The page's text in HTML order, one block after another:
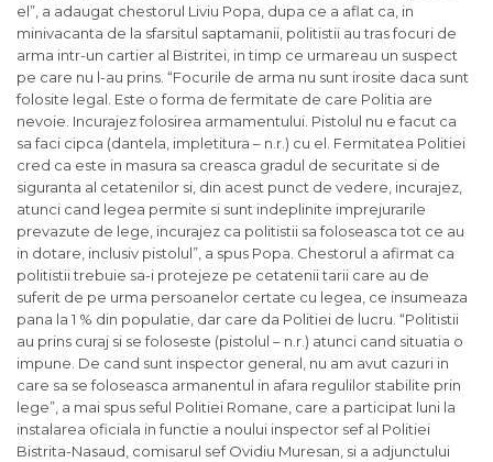
el”, a adaugat chestorul Liviu Popa, dupa ce a aflat ca, in
minivacanta de la sfarsitul saptamanii, politistii au tras focuri de
arma intr-un cartier al Bistritei, in timp ce urmareau un suspect
pe care nu l-au prins. “Focurile de arma nu sunt irosite daca sunt
folosite legal. Este o forma de fermitate de care Politia are
nevoie. Incurajez folosirea armamentului. Pistolul nu e facut ca
sa faci cipca (dantela, impletitura – n.r.) cu el. Fermitatea Politiei
cred ca este in masura sa creasca gradul de securitate si de
siguranta al cetatenilor si, din acest punct de vedere, incurajez,
atunci cand legea permite si sunt indeplinite imprejurarile
prevazute de lege, incurajez ca politistii sa foloseasca tot ce au
in dotare, inclusiv pistolul”, a spus Popa. Chestorul a afirmat ca
politistii trebuie sa-i protejeze pe cetatenii tarii care au de
suferit de pe urma persoanelor certate cu legea, ce insumeaza
pana la 1 % din populatie, dar care da Politiei de lucru. “Politistii
au prins curaj si se foloseste (pistolul – n.r.) atunci cand situatia o
impune. De cand sunt inspector general, nu am avut cazuri in
care sa se foloseasca armanentul in afara regulilor stabilite prin
lege”, a mai spus seful Politiei Romane, care a participat luni la
instalarea oficiala in functie a noului inspector sef al Politiei
Bistrita-Nasaud, comisarul sef Ovidiu Muresan, si a adjunctului